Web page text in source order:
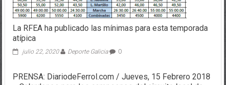
La RFEA ha publicado las mínimas para esta temporada
atípica
julio 22, 2020 Deporte Galicia 0
PRENSA: DiariodeFerrol.com / Jueves, 15 Febrero 2018